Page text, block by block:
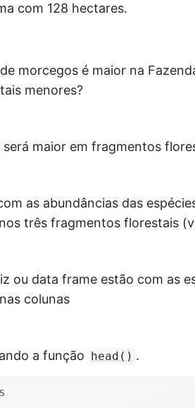
com 128 hectares.
morcegos é maior na
menores?
será maior em fragmentos
as abundâncias das
três fragmentos florestais
ou data frame estão com as
colunas
a função head() .